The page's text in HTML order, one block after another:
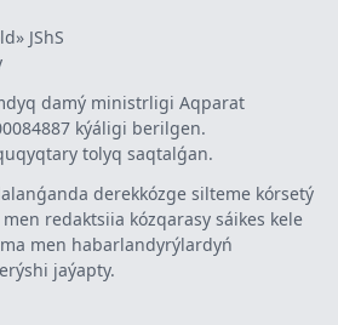
JShS
damý ministrligi Aqparat
kýáligi berilgen.
tolyq saqtalǵan.
derekkózge silteme kórsetý
redaktsiia kózqarasy sáikes kele
men habarlandyrýlardyń
jaýapty.